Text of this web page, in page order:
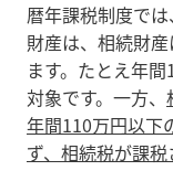
暦年課税制度で
財産は、相続財
ます。たとえ年
対象です。一方、
年間110万円以下
ず、相続税が課税